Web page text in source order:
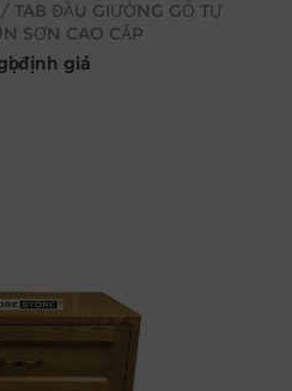
TAB ĐẦU GIƯỜNG GỖ TỰ
SƠN CAO CẤP
định giá